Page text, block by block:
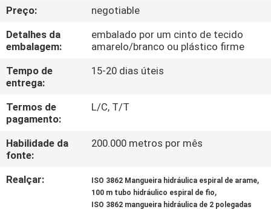
CONTROLE
DA
QUALIDADE
CONTACTE-
NOS
NOTÍCIA
Preço:
negotiable
Detalhes da
embalagem:
embalado por um cinto de tecido
amarelo/branco ou plástico firme
Tempo de
entrega:
15-20 dias úteis
Termos de
pagamento:
L/C, T/T
Habilidade da
fonte:
200.000 metros por mês
Realçar: ISO 3862 Mangueira hidráulica espiral de arame,
100 m tubo hidráulico espiral de fio,
ISO 3862 mangueira hidráulica de 2 polegadas